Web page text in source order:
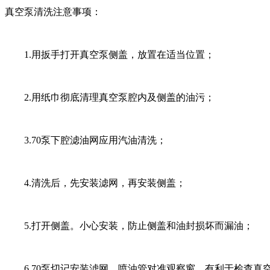
真空泵清洗注意事项：
1.用扳手打开真空泵侧盖，放置在适当位置；
2.用纸巾彻底清理真空泵腔内及侧盖的油污；
3.70泵下腔滤油网应用汽油清洗；
4.清洗后，先安装滤网，再安装侧盖；
5.打开侧盖。小心安装，防止侧盖和油封损坏而漏油；